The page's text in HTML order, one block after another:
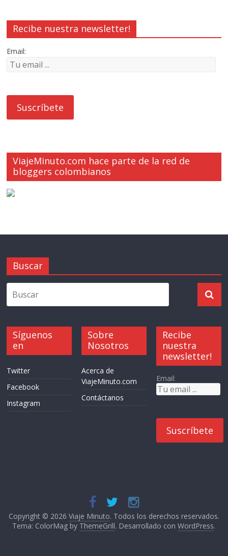
Recibe nuestra newsletter!
Email:
ViajeMinuto.com hace parte de la red de
bloggers colombianos
Buscar
Síguenos
en
Twitter
Facebook
Instagram
Sobre
Nosotros
Acerca de
ViajeMinuto.com
Contáctanos
Recibe
nuestra
newsletter!
Email:
Copyright © 2026 Viaje Minuto. Todos los derechos reservados.
Tema: ColorMag by ThemeGrill. Desarrollado conWordPress.